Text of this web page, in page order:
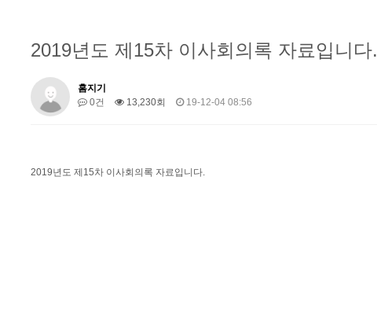
2019년도 제15차 이사회의록 자료입니다.
홈지기
0건
13,230회 19-12-04 08:56
2019년도 제15차 이사회의록 자료입니다.